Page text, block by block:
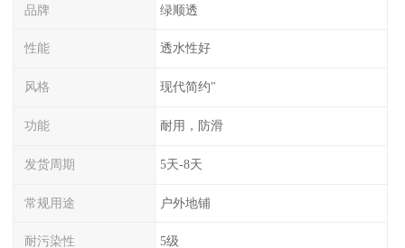
品牌 绿顺透
性能 透水性好
风格 现代简约"
功能 耐用，防滑
发货周期 5天-8天
常规用途 户外地铺
耐污染性 5级